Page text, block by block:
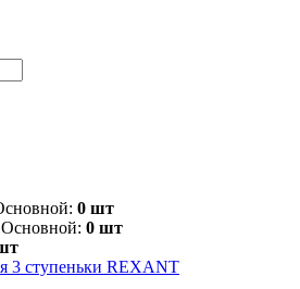
0 шт
0 шт
3 ступеньки REXANT